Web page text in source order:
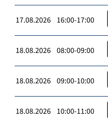
17.08.2026 16:00-17:00
18.08.2026 08:00-09:00
18.08.2026 09:00-10:00
18.08.2026 10:00-11:00